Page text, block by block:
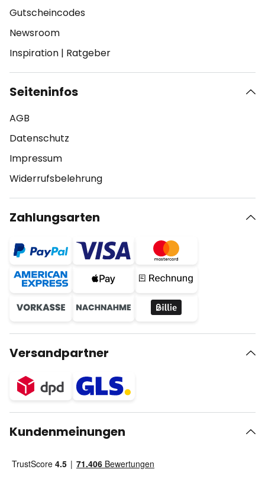
Gutscheincodes
Newsroom
Inspiration | Ratgeber
Seiteninfos
AGB
Datenschutz
Impressum
Widerrufsbelehrung
Zahlungsarten
Versandpartner
Kundenmeinungen